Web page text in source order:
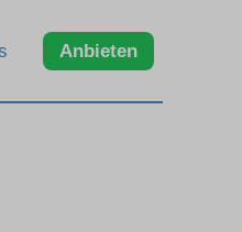
Anbieten